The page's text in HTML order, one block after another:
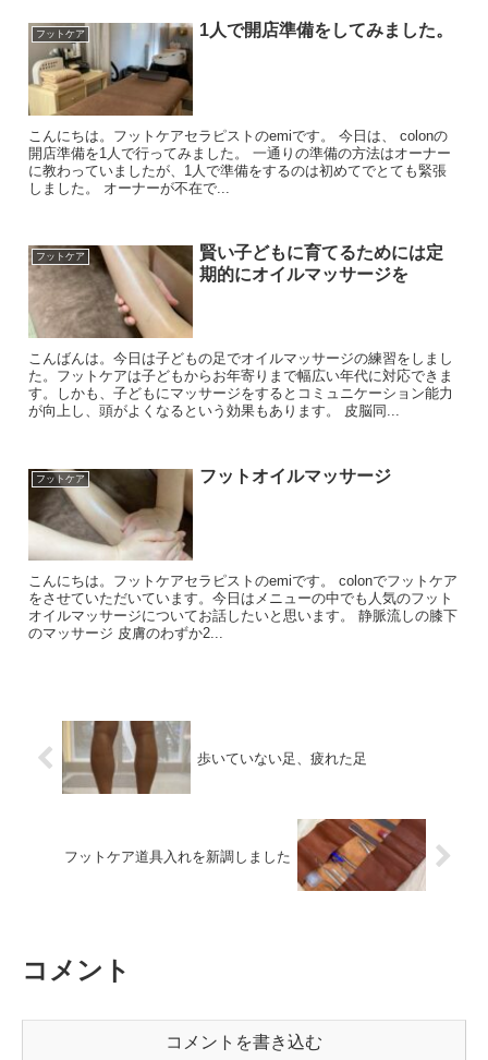
フットケア 1人で開店準備をしてみました。
こんにちは。フットケアセラピストのemiです。 今日は、 colonの
開店準備を1人で行ってみました。 一通りの準備の方法はオーナー
に教わっていましたが、1人で準備をするのは初めてでとても緊張
しました。 オーナーが不在で...
フットケア
賢い子どもに育てるためには定
期的にオイルマッサージを
こんばんは。今日は子どもの足でオイルマッサージの練習をしまし
た。フットケアは子どもからお年寄りまで幅広い年代に対応できま
す。しかも、子どもにマッサージをするとコミュニケーション能力
が向上し、頭がよくなるという効果もあります。 皮脳同...
フットケア フットオイルマッサージ
こんにちは。フットケアセラピストのemiです。 colonでフットケア
をさせていただいています。今日はメニューの中でも人気のフット
オイルマッサージについてお話したいと思います。 静脈流しの膝下
のマッサージ 皮膚のわずか2...
歩いていない足、疲れた足
フットケア道具入れを新調しました
コメント
コメントを書き込む